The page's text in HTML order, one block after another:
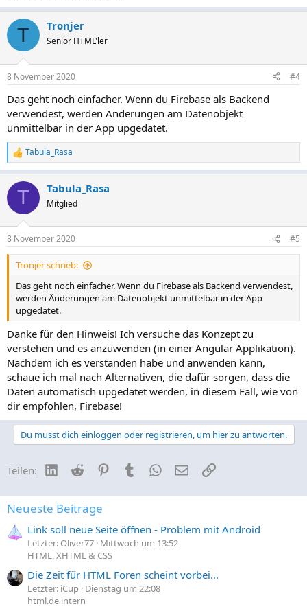
T Tronjer
Senior HTML'ler
8 November 2020 #4
Das geht noch einfacher. Wenn du Firebase als Backend
verwendest, werden Änderungen am Datenobjekt
unmittelbar in der App upgedatet.
R
e
k
i
n
e
n
Tabula_Rasa
T Tabula_Rasa
Mitglied
8 November 2020 #5
Tronjer schrieb:
Das geht noch einfacher. Wenn du Firebase als Backend verwendest,
werden Änderungen am Datenobjekt unmittelbar in der App
upgedatet.
Danke für den Hinweis! Ich versuche das Konzept zu
verstehen und es anzuwenden (in einer Angular Applikation).
Nachdem ich es verstanden habe und anwenden kann,
schaue ich mal nach Alternativen, die dafür sorgen, dass die
Daten automatisch upgedatet werden, in diesem Fall, wie von
dir empfohlen, Firebase!
Du musst dich einloggen oder registrieren, um hier zu antworten.
Teilen: LinkedIn
Reddit PinterestTumblrWhatsApp
E-MailLink
Neueste Beiträge
Link soll neue Seite öffnen - Problem mit Android
Letzter: Oliver77 Mittwoch um 13:52
HTML, XHTML & CSS
Die Zeit für HTML Foren scheint vorbei...
Letzter: iCup Dienstag um 22:08
html.de intern